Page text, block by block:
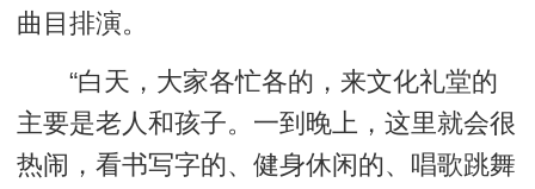
曲目排演。
“白天，大家各忙各的，来文化礼堂的
主要是老人和孩子。一到晚上，这里就会很
热闹，看书写字的、健身休闲的、唱歌跳舞